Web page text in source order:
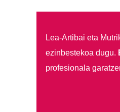
Lea-Artibai eta
ezinbestekoa dugu.
profesionala